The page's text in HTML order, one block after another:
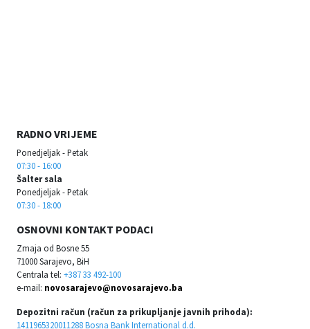
RADNO VRIJEME
Ponedjeljak - Petak
07:30 - 16:00
Šalter sala
Ponedjeljak - Petak
07:30 - 18:00
OSNOVNI KONTAKT PODACI
Zmaja od Bosne 55
71000 Sarajevo, BiH
Centrala tel: +387 33 492-100
e-mail: novosarajevo@novosarajevo.ba
Depozitni račun (račun za prikupljanje javnih prihoda):
1411965320011288 Bosna Bank International d.d.